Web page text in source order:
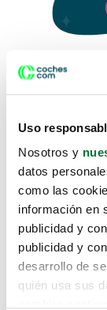
Uso
Nosotros y
datos
como las
información en
publicidad y
publicidad y
desarrollo de
quién usa sus
Lo
te
Pero
buscando en